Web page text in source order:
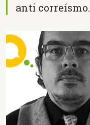
anti correísmo.